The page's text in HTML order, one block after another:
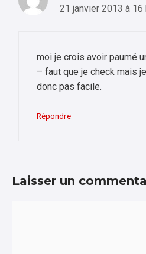
21 janvier 2013 à 16
moi je crois avoir paumé
– faut que je check mais
donc pas facile.
Répondre
Laisser un